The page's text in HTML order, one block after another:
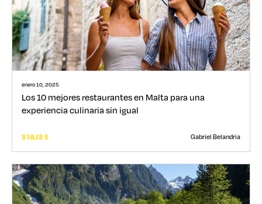
enero 10, 2025
Los 10 mejores restaurantes en Malta para una
experiencia culinaria sin igual
VIAJES Gabriel Belandria